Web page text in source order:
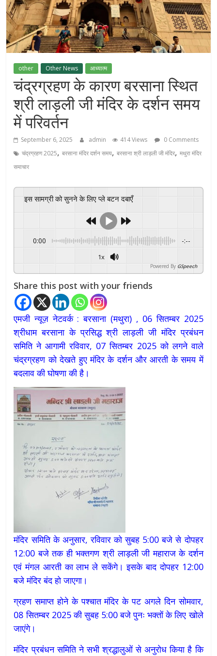
other Other News आध्यात्म
चंद्रग्रहण के कारण बरसाना स्थित
श्री लाड़ली जी मंदिर के दर्शन समय
में परिवर्तन
September 6, 2025 admin 414 Views
0 Comments
चंद्रग्रहण 2025,बरसाना मंदिर दर्शन समय,बरसाना श्री लाड़ली जी मंदिर,मथुरा मंदिर
समाचार
इस सामग्री को सुनने के लिए प्ले बटन दबाएँ
0:00 -:--
1x
Powered By GSpeech
Share this post with your friends
एमजी न्यूज़ नेटवर्क : बरसाना (मथुरा) , 06 सितम्बर 2025
श्रीधाम बरसाना के प्रसिद्ध श्री लाड़ली जी मंदिर प्रबंधन
समिति ने आगामी रविवार, 07 सितम्बर 2025 को लगने वाले
चंद्रग्रहण को देखते हुए मंदिर के दर्शन और आरती के समय में
बदलाव की घोषणा की है।
मंदिर समिति के अनुसार, रविवार को सुबह 5:00 बजे से दोपहर
12:00 बजे तक ही भक्तगण श्री लाड़ली जी महाराज के दर्शन
एवं मंगल आरती का लाभ ले सकेंगे। इसके बाद दोपहर 12:00
बजे मंदिर बंद हो जाएगा।
ग्रहण समाप्त होने के पश्चात मंदिर के पट अगले दिन सोमवार,
08 सितम्बर 2025 की सुबह 5:00 बजे पुनः भक्तों के लिए खोले
जाएंगे।
मंदिर प्रबंधन समिति ने सभी श्रद्धालुओं से अनुरोध किया है कि